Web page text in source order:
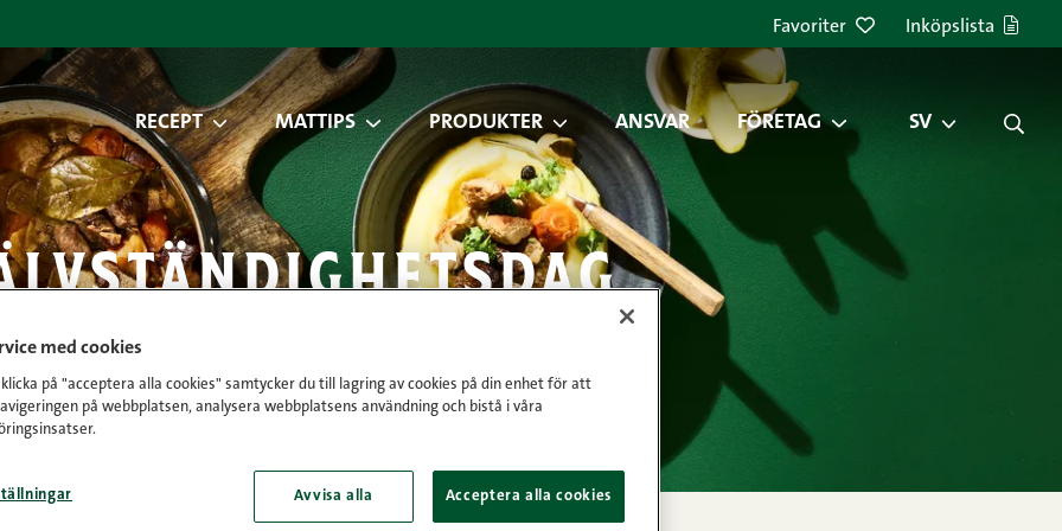
Favoriter Inköpslista
RECEPT MATTIPS PRODUKTER ANSVAR FÖRETAG SV
med cookies
på "acceptera alla cookies" samtycker du till lagring av cookies på din enhet för att
på webbplatsen, analysera webbplatsens användning och bistå i våra
Avvisa alla Acceptera alla cookies